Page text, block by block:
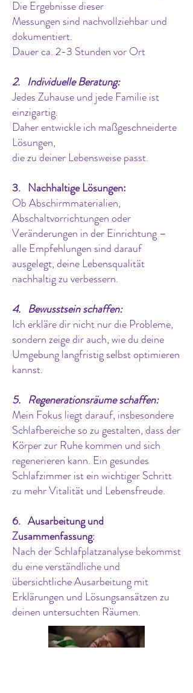
Die Ergebnisse dieser
Messungen sind nachvollziehbar und
dokumentiert.
Dauer ca. 2-3 Stunden vor Ort
2. Individuelle Beratung:
Jedes Zuhause und jede Familie ist
einzigartig.
Daher entwickle ich maßgeschneiderte
Lösungen,
die zu deiner Lebensweise passt.
3. Nachhaltige Lösungen:
Ob Abschirmmaterialien,
Abschaltvorrichtungen oder
Veränderungen in der Einrichtung –
alle Empfehlungen sind darauf
ausgelegt, deine Lebensqualität
nachhaltig zu verbessern.
4. Bewusstsein schaffen:
Ich erkläre dir nicht nur die Probleme,
sondern zeige dir auch, wie du deine
Umgebung langfristig selbst optimieren
kannst.
5. Regenerationsräume schaffen:
Mein Fokus liegt darauf, insbesondere
Schlafbereiche so zu gestalten, dass der
Körper zur Ruhe kommen und sich
regenerieren kann. Ein gesundes
Schlafzimmer ist ein wichtiger Schritt
zu mehr Vitalität und Lebensfreude.
6. Ausarbeitung und
Zusammenfassung:
Nach der Schlafplatzanalyse bekommst
du eine verständliche und
übersichtliche Ausarbeitung mit
Erklärungen und Lösungsansätzen zu
deinen untersuchten Räumen.